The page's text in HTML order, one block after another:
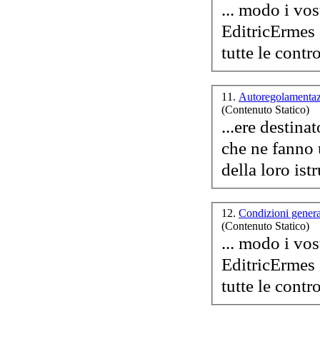
... modo i vostri diritti
tutte le
11.
(Contenuto Statico)
...ere
che ne
della loro
12. Condizioni
(Contenuto Statico)
... modo i vostri diritti
tutte le